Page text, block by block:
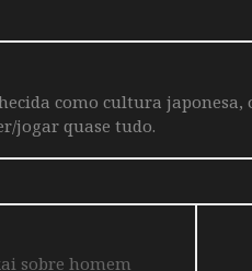
como cultura
jogar quase tudo.
sobre homem